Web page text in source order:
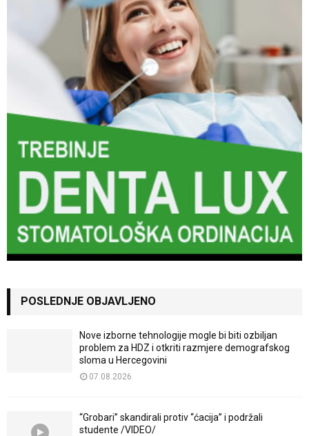
POSLEDNJE OBJAVLJENO
Nove izborne tehnologije mogle bi biti ozbiljan
problem za HDZ i otkriti razmjere demografskog
sloma u Hercegovini
07.08.2026
“Grobari” skandirali protiv “ćacija” i podržali
studente /VIDEO/